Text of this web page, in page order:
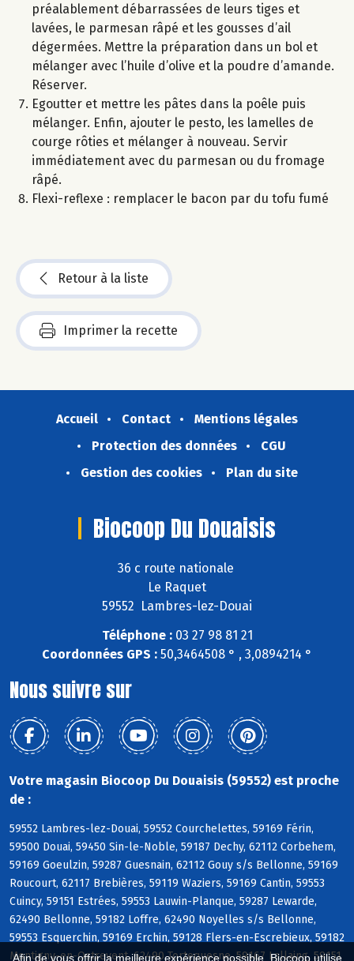
Afin de vous offrir la meilleure expérience possible, Biocoop utilise
préalablement débarrassées de leurs tiges et
lavées, le parmesan râpé et les gousses d’ail
dégermées. Mettre la préparation dans un bol et
mélanger avec l’huile d’olive et la poudre d’amande.
Réserver.
Egoutter et mettre les pâtes dans la poêle puis
mélanger. Enfin, ajouter le pesto, les lamelles de
courge rôties et mélanger à nouveau. Servir
immédiatement avec du parmesan ou du fromage
râpé.
Flexi-reflexe : remplacer le bacon par du tofu fumé
Retour à la liste
Imprimer la recette
Accueil Contact
Mentions légales
Protection des données
CGU
Gestion des cookies
Plan du site
Biocoop Du Douaisis
36 c route nationale
Le Raquet
59552 Lambres-lez-Douai
Téléphone :03 27 98 81 21
Coordonnées GPS : 50,3464508 ° , 3,0894214 °
Nous suivre sur
Votre magasin Biocoop Du Douaisis (59552) est proche
de :
59552 Lambres-lez-Douai, 59552 Courchelettes, 59169 Férin,
59500 Douai, 59450 Sin-le-Noble, 59187 Dechy, 62112 Corbehem,
59169 Goeulzin, 59287 Guesnain, 62112 Gouy s/s Bellonne, 59169
Roucourt, 62117 Brebières, 59119 Waziers, 59169 Cantin, 59553
Cuincy, 59151 Estrées, 59553 Lauwin-Planque, 59287 Lewarde,
62490 Bellonne, 59182 Loffre, 62490 Noyelles s/s Bellonne,
59553 Esquerchin, 59169 Erchin, 59128 Flers-en-Escrebieux, 59182
Montigny-en-Ostrevent, 62490 Tortequesne, 59167 Lallaing, 59151